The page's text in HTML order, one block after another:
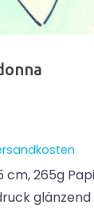
cm, 265g
glänzend